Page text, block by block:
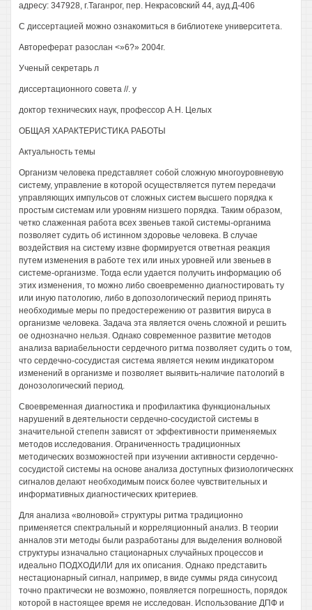
адресу: 347928, г.Таганрог, пер. Некрасовский 44, ауд.Д-406
С диссертацией можно ознакомиться в библиотеке университета.
Автореферат разослан <»6?» 2004г.
Ученый секретарь л
диссертационного совета //. у
доктор технических наук, профессор А.Н. Целых
ОБЩАЯ ХАРАКТЕРИСТИКА РАБОТЫ
Актуальность темы
Организм человека представляет собой сложную многоуровневую
систему, управление в которой осуществляется путем передачи
управляющих импульсов от сложных систем высшего порядка к
простым системам или уровням низшего порядка. Таким образом,
четко слаженная работа всех звеньев такой системы-органима
позволяет судить об истинном здоровье человека. В случае
воздействия на систему извне формируется ответная реакция
путем изменения в работе тех или иных уровней или звеньев в
системе-организме. Тогда если удается получить информацию об
этих изменения, то можно либо своевременно диагностировать ту
или иную патологию, либо в допозологический период принять
необходимые меры по предостережению от развития вируса в
организме человека. Задача эта является очень сложной и решить
ое однозначно нельзя. Однако современное развитие методов
анализа вариабельности сердечного ритма позволяет судить о том,
что сердечно-сосудистая система является неким индикатором
изменений в организме и позволяет выявить-наличие патологий в
донозологический период.
Своевременная диагностика и профилактика функциональных
нарушений в деятельности сердечно-сосудистой системы в
значительной степепн зависят от эффективности применяемых
методов исследования. Ограниченность традиционных
методических возможностей при изучении активности сердечно-
сосудистой системы на основе анализа доступных физиологическнх
сигналов делают необходимым поиск более чувствительных и
информативных диагностических критериев.
Для анализа «волновой» структуры ритма традиционно
применяется спектральный и корреляционный анализ. В теории
анналов эти методы были разработаны для выделения волновой
структуры изначально стационарных случайных процессов и
идеально ПОДХОДИЛИ для их описания. Однако представить
нестационарный сигнал, например, в виде суммы ряда синусоид
точно практически не возможно, появляется погрешность, порядок
которой в настоящее время не исследован. Использование ДПФ и